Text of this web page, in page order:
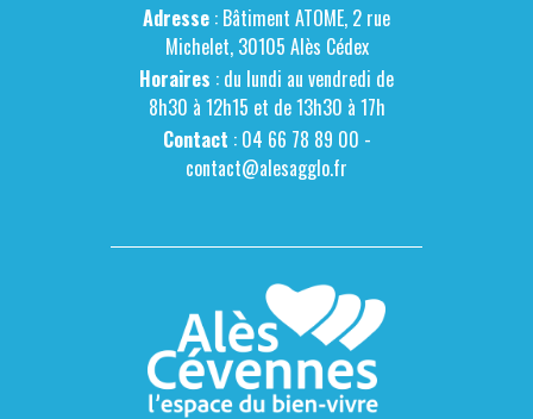
Adresse : Bâtiment ATOME, 2 rue
Michelet, 30105 Alès Cédex
Horaires : du lundi au vendredi de
8h30 à 12h15 et de 13h30 à 17h
Contact : 04 66 78 89 00 -
contact@alesagglo.fr